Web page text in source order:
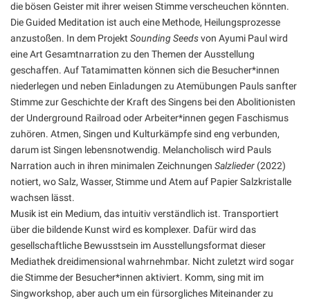
die bösen Geister mit ihrer weisen Stimme verscheuchen könnten.
Die Guided Meditation ist auch eine Methode, Heilungsprozesse
anzustoßen. In dem Projekt Sounding Seedsvon Ayumi Paul wird
eine Art Gesamtnarration zu den Themen der Ausstellung
geschaffen. Auf Tatamimatten können sich die Besucher*innen
niederlegen und neben Einladungen zu Atemübungen Pauls sanfter
Stimme zur Geschichte der Kraft des Singens bei den Abolitionisten
der Underground Railroad oder Arbeiter*innen gegen Faschismus
zuhören. Atmen, Singen und Kulturkämpfe sind eng verbunden,
darum ist Singen lebensnotwendig. Melancholisch wird Pauls
Narration auch in ihren minimalen Zeichnungen Salzlieder (2022)
notiert, wo Salz, Wasser, Stimme und Atem auf Papier Salzkristalle
wachsen lässt.
Musik ist ein Medium, das intuitiv verständlich ist. Transportiert
über die bildende Kunst wird es komplexer. Dafür wird das
gesellschaftliche Bewusstsein im Ausstellungsformat dieser
Mediathek dreidimensional wahrnehmbar. Nicht zuletzt wird sogar
die Stimme der Besucher*innen aktiviert. Komm, sing mit im
Singworkshop, aber auch um ein fürsorgliches Miteinander zu